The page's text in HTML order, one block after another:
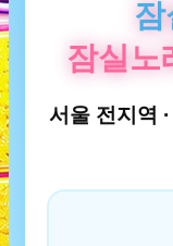
잠실노
서울 전지역